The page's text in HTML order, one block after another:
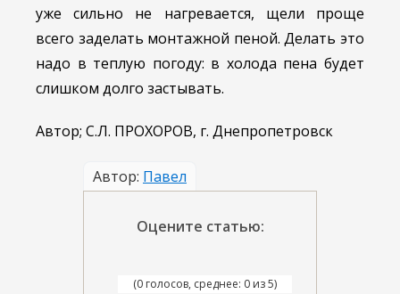
уже сильно не нагревается, щели проще
всего заделать монтажной пеной. Делать это
надо в теплую погоду: в холода пена будет
слишком долго застывать.
Автор; С.Л. ПРОХОРОВ, г. Днепропетровск
Автор: Павел
Оцените статью:
(0 голосов, среднее: 0 из 5)